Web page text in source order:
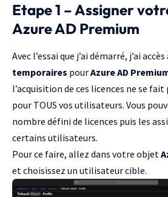
Etape 1 – Assigner
Azure AD Premium
Avec l’essai que j’ai démarré, j’ai accès
temporaires pourAzure AD
l’acquisition de ces licences ne se
pour TOUS vos utilisateurs. Vous
nombre défini de licences puis les
certains utilisateurs.
Pour ce faire, allez dans votre objet
et choisissez un utilisateur cible.